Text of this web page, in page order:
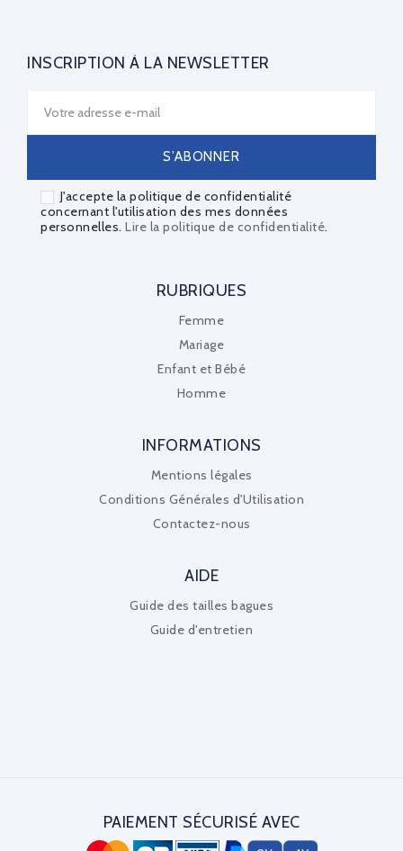
INSCRIPTION À LA NEWSLETTER
J'accepte la politique de confidentialité
concernant l'utilisation des mes données
personnelles. Lire la politique de confidentialité.
RUBRIQUES
Femme
Mariage
Enfant et Bébé
Homme
INFORMATIONS
Mentions légales
Conditions Générales d'Utilisation
Contactez-nous
AIDE
Guide des tailles bagues
Guide d'entretien
PAIEMENT SÉCURISÉ AVEC